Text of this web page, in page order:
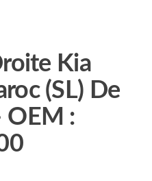
Kia
(SL) De
OEM :